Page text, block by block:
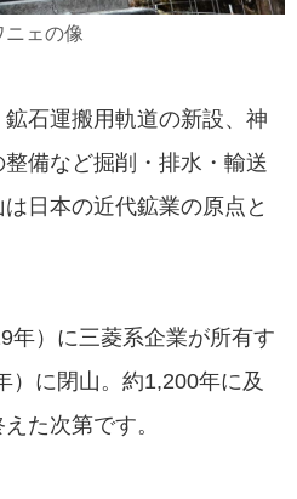
ニェの像
石運搬用軌道の新設、神
備など掘削・排水・輸送
日本の近代鉱業の原点と
年）に三菱系企業が所有す
）に閉山。約1,200年に及
た次第です。